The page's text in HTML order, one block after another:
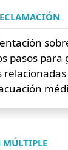
pasos para
MÚLTIPLE